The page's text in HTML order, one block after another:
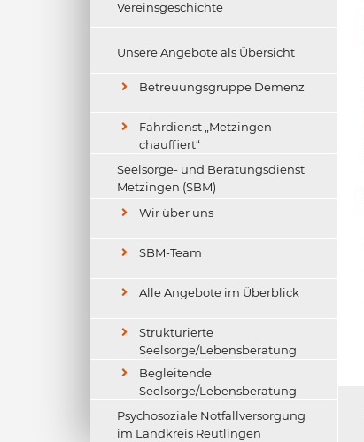
Vereinsgeschichte
Unsere Angebote als Übersicht
Betreuungsgruppe Demenz
Fahrdienst „Metzingen
chauffiert“
Seelsorge- und Beratungsdienst
Metzingen (SBM)
Wir über uns
SBM-Team
Alle Angebote im Überblick
Strukturierte
Seelsorge/Lebensberatung
Begleitende
Seelsorge/Lebensberatung
Psychosoziale Notfallversorgung
im Landkreis Reutlingen